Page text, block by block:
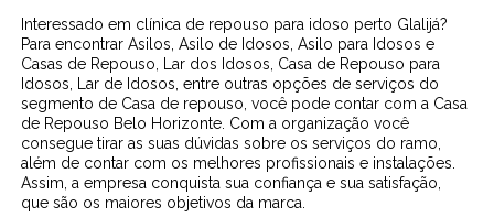
Interessado em clínica de repouso para idoso perto Glalijá?
Para encontrar Asilos, Asilo de Idosos, Asilo para Idosos e
Casas de Repouso, Lar dos Idosos, Casa de Repouso para
Idosos, Lar de Idosos, entre outras opções de serviços do
segmento de Casa de repouso, você pode contar com a Casa
de Repouso Belo Horizonte. Com a organização você
consegue tirar as suas dúvidas sobre os serviços do ramo,
além de contar com os melhores profissionais e instalações.
Assim, a empresa conquista sua confiança e sua satisfação,
que são os maiores objetivos da marca.